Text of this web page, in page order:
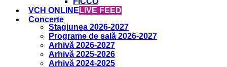
VCH ONLINE LIVE FEED
Concerte
Stagiunea 2026-2027
Programe de sală 2026-2027
Arhivă 2026-2027
Arhivă 2025-2026
Arhivă 2024-2025